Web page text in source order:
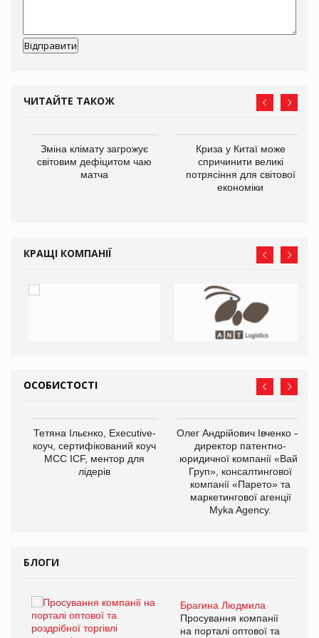
ЧИТАЙТЕ ТАКОЖ
Зміна клімату загрожує
світовим дефіцитом чаю
матча
Криза у Китаї може
спричинити великі
потрясіння для світової
економіки
КРАЩІ КОМПАНІЇ
ОСОБИСТОСТІ
Тетяна Ільєнко, Executive-
коуч, сертифікований коуч
МСС ICF, ментор для
лідерів
Олег Андрійович Івченко —
директор патентно-
юридичної компанії «Вайз
Груп», консалтингової
компанії «Парето» та
маркетингової агенції
Myka Agency.
БЛОГИ
Брагина Людмила
Просування компанії
на порталі оптової та